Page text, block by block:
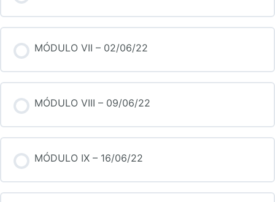
MÓDULO VII – 02/06/22
MÓDULO VIII – 09/06/22
MÓDULO IX – 16/06/22